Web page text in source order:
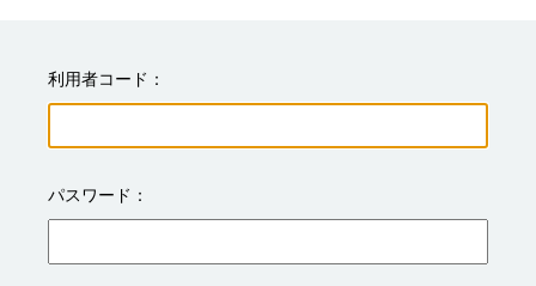
利用者コード
パスワード